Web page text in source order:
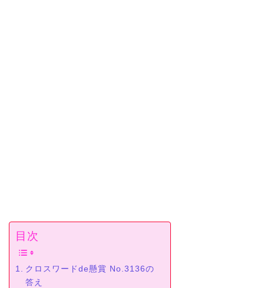
目次
クロスワードde懸賞 No.3136の
答え